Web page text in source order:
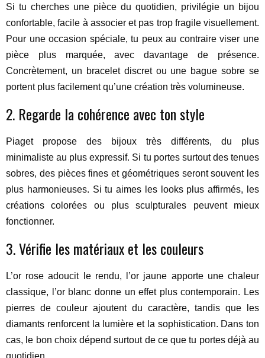
Si tu cherches une pièce du quotidien, privilégie un bijou
confortable, facile à associer et pas trop fragile visuellement.
Pour une occasion spéciale, tu peux au contraire viser une
pièce plus marquée, avec davantage de présence.
Concrètement, un bracelet discret ou une bague sobre se
portent plus facilement qu’une création très volumineuse.
2. Regarde la cohérence avec ton style
Piaget propose des bijoux très différents, du plus
minimaliste au plus expressif. Si tu portes surtout des tenues
sobres, des pièces fines et géométriques seront souvent les
plus harmonieuses. Si tu aimes les looks plus affirmés, les
créations colorées ou plus sculpturales peuvent mieux
fonctionner.
3. Vérifie les matériaux et les couleurs
L’or rose adoucit le rendu, l’or jaune apporte une chaleur
classique, l’or blanc donne un effet plus contemporain. Les
pierres de couleur ajoutent du caractère, tandis que les
diamants renforcent la lumière et la sophistication. Dans ton
cas, le bon choix dépend surtout de ce que tu portes déjà au
quotidien.